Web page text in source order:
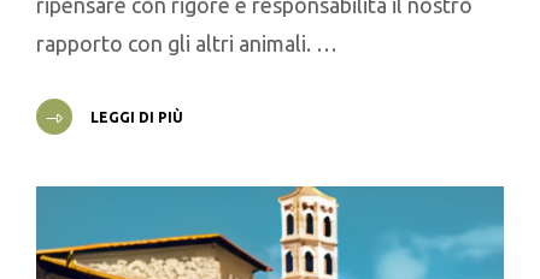
rapporto con gli altri animali. …
LEGGI DI PIÙ